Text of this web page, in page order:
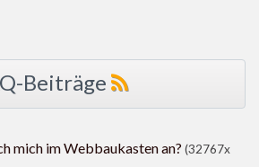
Beiträge
mich im Webbaukasten an? (32767x